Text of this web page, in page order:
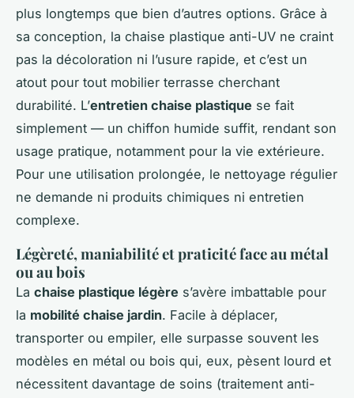
plus longtemps que bien d’autres options. Grâce à
sa conception, la chaise plastique anti-UV ne craint
pas la décoloration ni l’usure rapide, et c’est un
atout pour tout mobilier terrasse cherchant
durabilité. L’entretien chaise plastique se fait
simplement — un chiffon humide suffit, rendant son
usage pratique, notamment pour la vie extérieure.
Pour une utilisation prolongée, le nettoyage régulier
ne demande ni produits chimiques ni entretien
complexe.
Légèreté, maniabilité et praticité face au métal
ou au bois
La chaise plastique légère s’avère imbattable pour
la mobilité chaise jardin. Facile à déplacer,
transporter ou empiler, elle surpasse souvent les
modèles en métal ou bois qui, eux, pèsent lourd et
nécessitent davantage de soins (traitement anti-